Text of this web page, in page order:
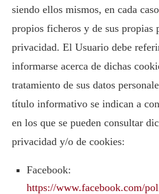
siendo ellos mismos, en cada
propios ficheros y de sus propias
privacidad. El Usuario debe
informarse acerca de dichas
tratamiento de sus datos
título informativo se indican a
en los que se pueden consultar
privacidad y/o de cookies:
Facebook:
https://www.facebook.com/